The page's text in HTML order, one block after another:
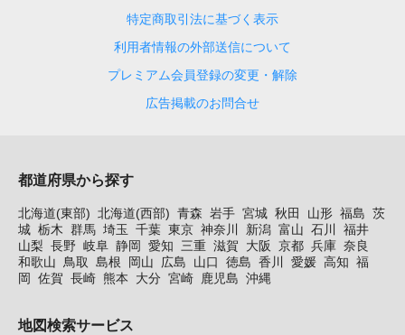
特定商取引法に基づく表示
利用者情報の外部送信について
プレミアム会員登録の変更・解除
広告掲載のお問合せ
都道府県から探す
北海道(東部) 北海道(西部) 青森 岩手 宮城 秋田 山形 福島 茨
城 栃木 群馬 埼玉 千葉 東京 神奈川 新潟 富山 石川
福井
山梨 長野 岐阜 静岡 愛知 三重 滋賀 大阪 京都 兵庫 奈良
和歌山
鳥取 島根 岡山 広島 山口 徳島 香川 愛媛 高知 福
岡
佐賀 長崎 熊本 大分 宮崎 鹿児島 沖縄
地図検索サービス